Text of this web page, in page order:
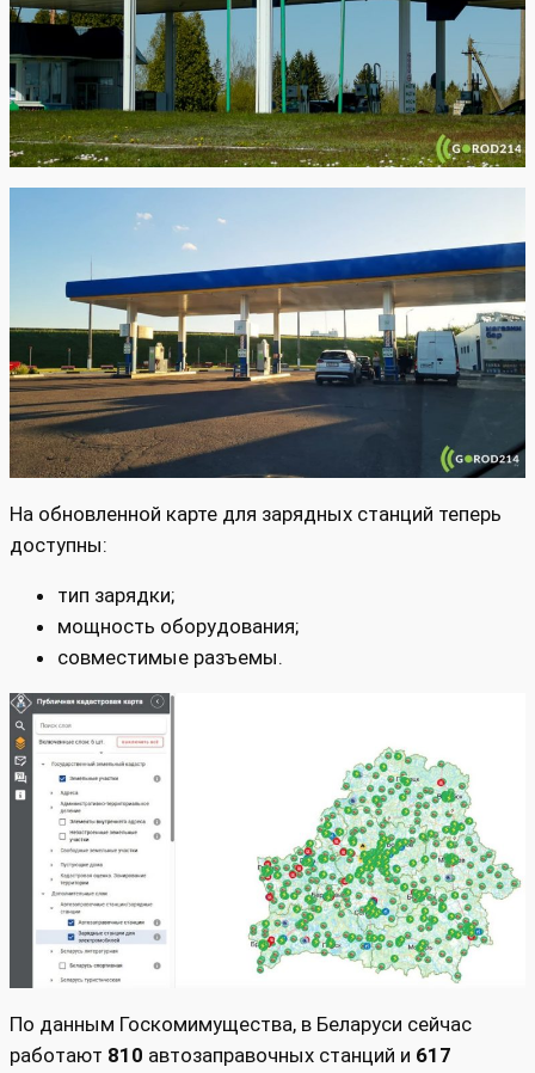
На обновленной карте для зарядных станций теперь
доступны:
тип зарядки;
мощность оборудования;
совместимые разъемы.
По данным Госкомимущества, в Беларуси сейчас
работают 810 автозаправочных станций и 617